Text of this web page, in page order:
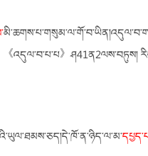
འདུལ་བ་པ་པ》ཤ41ན2ལས་བཏུས།